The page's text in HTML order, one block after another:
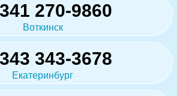
270-9860
Воткинск
343-3678
Екатеринбург